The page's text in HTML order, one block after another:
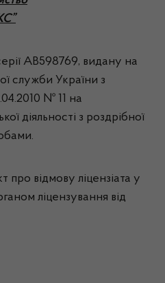
АВ598769, видану на
служби України з
№ 11 на
діяльності з роздрібної
про відмову ліцензіата у
ліцензування від